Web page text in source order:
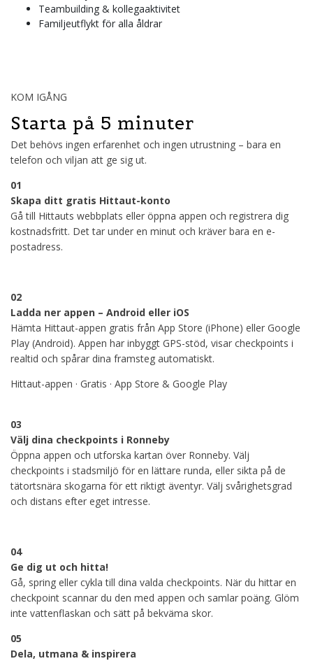
Teambuilding & kollegaaktivitet
Familjeutflykt för alla åldrar
KOM IGÅNG
Starta på 5 minuter
Det behövs ingen erfarenhet och ingen utrustning – bara en
telefon och viljan att ge sig ut.
01
Skapa ditt gratis Hittaut-konto
Gå till Hittauts webbplats eller öppna appen och registrera dig
kostnadsfritt. Det tar under en minut och kräver bara en e-
postadress.
02
Ladda ner appen – Android eller iOS
Hämta Hittaut-appen gratis från App Store (iPhone) eller Google
Play (Android). Appen har inbyggt GPS-stöd, visar checkpoints i
realtid och spårar dina framsteg automatiskt.
Hittaut-appen · Gratis · App Store & Google Play
03
Välj dina checkpoints i Ronneby
Öppna appen och utforska kartan över Ronneby. Välj
checkpoints i stadsmiljö för en lättare runda, eller sikta på de
tätortsnära skogarna för ett riktigt äventyr. Välj svårighetsgrad
och distans efter eget intresse.
04
Ge dig ut och hitta!
Gå, spring eller cykla till dina valda checkpoints. När du hittar en
checkpoint scannar du den med appen och samlar poäng. Glöm
inte vattenflaskan och sätt på bekväma skor.
05
Dela, utmana & inspirera